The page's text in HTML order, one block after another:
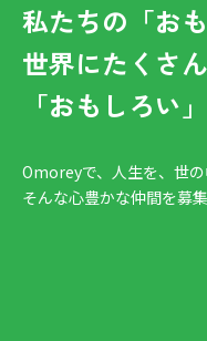
私たちの「お
世界にたくさ
「おもしろい
Omoreyで、人生を、世
そんな心豊かな仲間を募集